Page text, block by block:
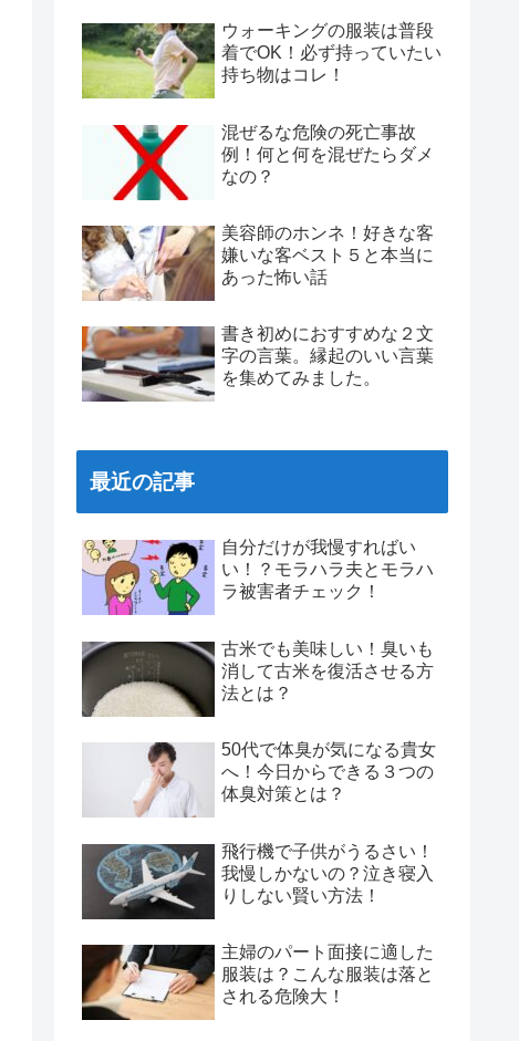
ウォーキングの服装は普段
着でOK！必ず持っていたい
持ち物はコレ！
混ぜるな危険の死亡事故
例！何と何を混ぜたらダメ
なの？
美容師のホンネ！好きな客
嫌いな客ベスト５と本当に
あった怖い話
書き初めにおすすめな２文
字の言葉。縁起のいい言葉
を集めてみました。
最近の記事
自分だけが我慢すればい
い！？モラハラ夫とモラハ
ラ被害者チェック！
古米でも美味しい！臭いも
消して古米を復活させる方
法とは？
50代で体臭が気になる貴女
へ！今日からできる３つの
体臭対策とは？
飛行機で子供がうるさい！
我慢しかないの？泣き寝入
りしない賢い方法！
主婦のパート面接に適した
服装は？こんな服装は落と
される危険大！